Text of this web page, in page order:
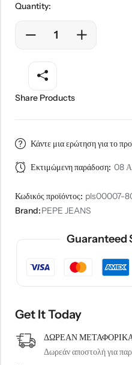
Quantity:
Share Products
Κάντε μια ερώτηση για το
Εκτιμώμενη παράδοση: 08
Κωδικός προϊόντος: pls00007-
Brand:PEPE JEANS
Guaranteed
Get It Today
ΔΩΡΕΑΝ
Δωρεάν αποστολή για